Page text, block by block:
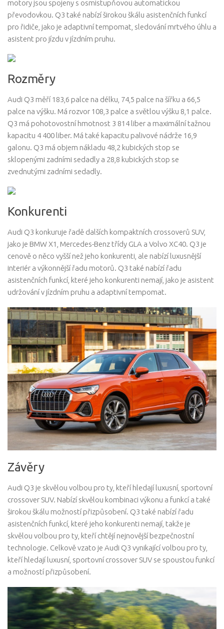
motory jsou spojeny s osmistupňovou automatickou
převodovkou. Q3 také nabízí širokou škálu asistenčních funkcí
pro řidiče, jako je adaptivní tempomat, sledování mrtvého úhlu a
asistent pro jízdu v jízdním pruhu.
Rozměry
Audi Q3 měří 183,6 palce na délku, 74,5 palce na šířku a 66,5
palce na výšku. Má rozvor 108,3 palce a světlou výšku 8,1 palce.
Q3 má pohotovostní hmotnost 3 814 liber a maximální tažnou
kapacitu 4 400 liber. Má také kapacitu palivové nádrže 16,9
galonu. Q3 má objem nákladu 48,2 kubických stop se
sklopenými zadními sedadly a 28,8 kubických stop se
zvednutými zadními sedadly.
Konkurenti
Audi Q3 konkuruje řadě dalších kompaktních crossoverů SUV,
jako je BMW X1, Mercedes-Benz třídy GLA a Volvo XC40. Q3 je
cenově o něco vyšší než jeho konkurenti, ale nabízí luxusnější
interiér a výkonnější řadu motorů. Q3 také nabízí řadu
asistenčních funkcí, které jeho konkurenti nemají, jako je asistent
udržování v jízdním pruhu a adaptivní tempomat.
Závěry
Audi Q3 je skvělou volbou pro ty, kteří hledají luxusní, sportovní
crossover SUV. Nabízí skvělou kombinaci výkonu a funkcí a také
širokou škálu možností přizpůsobení. Q3 také nabízí řadu
asistenčních funkcí, které jeho konkurenti nemají, takže je
skvělou volbou pro ty, kteří chtějí nejnovější bezpečnostní
technologie. Celkově vzato je Audi Q3 vynikající volbou pro ty,
kteří hledají luxusní, sportovní crossover SUV se spoustou funkcí
a možností přizpůsobení.